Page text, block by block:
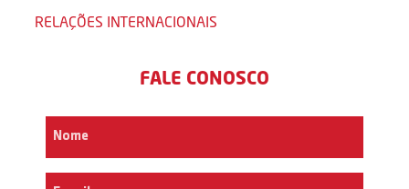
RELAÇÕES INTERNACIONAIS
FALE CONOSCO